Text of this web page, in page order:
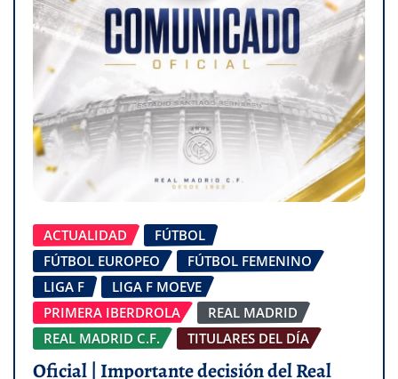
ACTUALIDAD
FÚTBOL
FÚTBOL EUROPEO
FÚTBOL FEMENINO
LIGA F
LIGA F MOEVE
PRIMERA IBERDROLA
REAL MADRID
REAL MADRID C.F.
TITULARES DEL DÍA
Oficial | Importante decisión del Real